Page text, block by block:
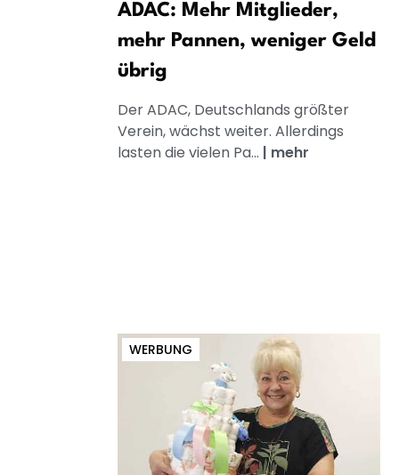
ADAC: Mehr Mitglieder,
mehr Pannen, weniger Geld
übrig
Der ADAC, Deutschlands größter
Verein, wächst weiter. Allerdings
lasten die vielen Pa... | mehr
WERBUNG